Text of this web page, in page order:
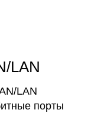
LAN
LAN
порты